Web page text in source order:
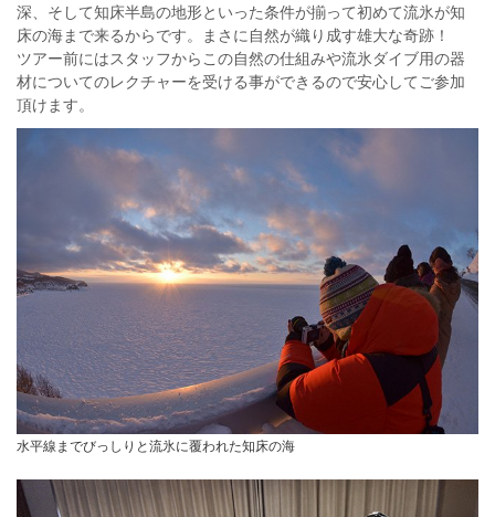
深、そして知床半島の地形といった条件が揃って初めて流氷が知
床の海まで来るからです。まさに自然が織り成す雄大な奇跡！
ツアー前にはスタッフからこの自然の仕組みや流氷ダイブ用の器
材についてのレクチャーを受ける事ができるので安心してご参加
頂けます。
水平線までびっしりと流氷に覆われた知床の海